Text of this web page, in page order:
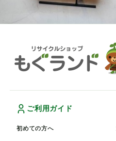
ご利用ガイド
初めての方へ